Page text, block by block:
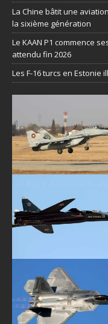
La Chine bâtit une
la sixième génération
Le KAAN P1 commence
attendu fin 2026
Les F-16 turcs en Estonie